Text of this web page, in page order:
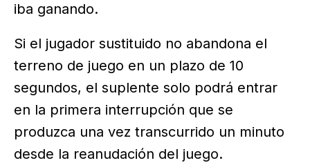
iba ganando.
Si el jugador sustituido no abandona el
terreno de juego en un plazo de 10
segundos, el suplente solo podrá entrar
en la primera interrupción que se
produzca una vez transcurrido un minuto
desde la reanudación del juego.